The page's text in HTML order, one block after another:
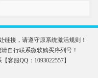
预装系统恢复盘ISO
接，请遵守原系统激活规则！
自行联系微软购买序列号！
客服QQ：1093022557】